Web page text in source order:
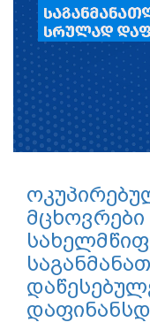
მცხოვრები